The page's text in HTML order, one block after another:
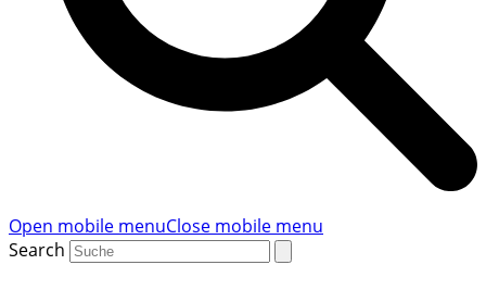
Open mobile menuClose mobile menu
Search